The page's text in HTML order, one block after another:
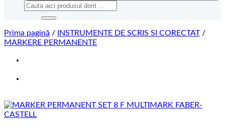
Caută
Prima pagină / INSTRUMENTE DE SCRIS SI CORECTAT /
MARKERE PERMANENTE